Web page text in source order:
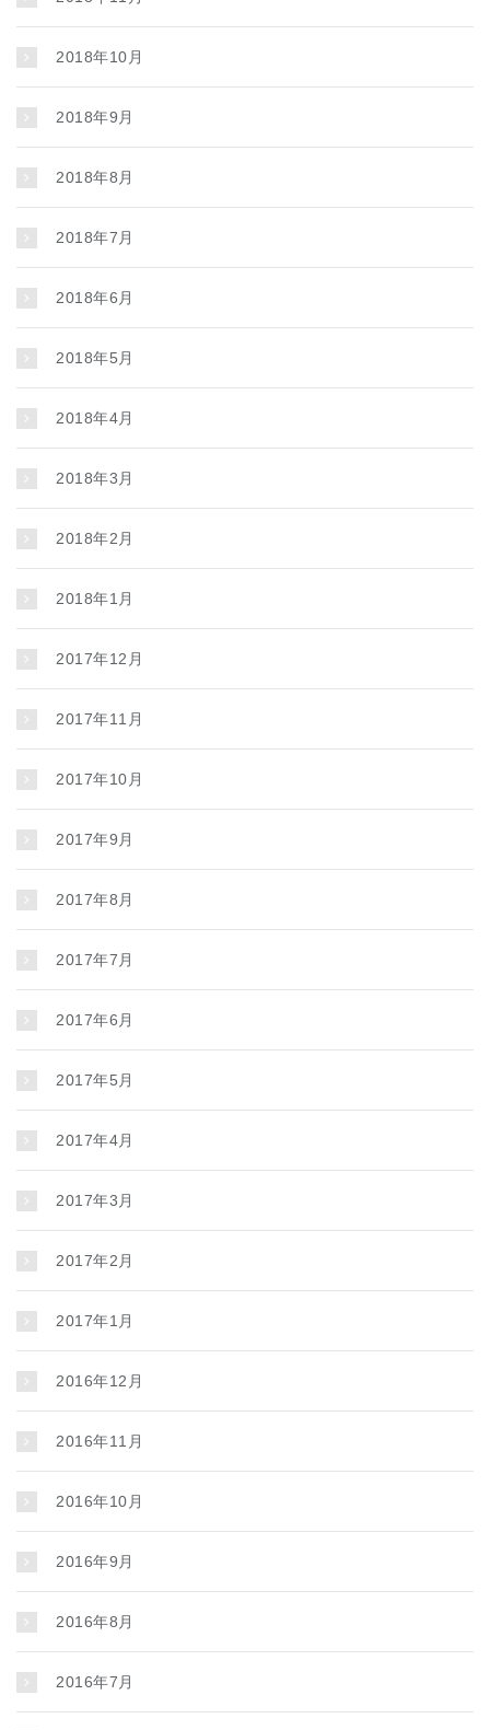
2018年10月
2018年9月
2018年8月
2018年7月
2018年6月
2018年5月
2018年4月
2018年3月
2018年2月
2018年1月
2017年12月
2017年11月
2017年10月
2017年9月
2017年8月
2017年7月
2017年6月
2017年5月
2017年4月
2017年3月
2017年2月
2017年1月
2016年12月
2016年11月
2016年10月
2016年9月
2016年8月
2016年7月